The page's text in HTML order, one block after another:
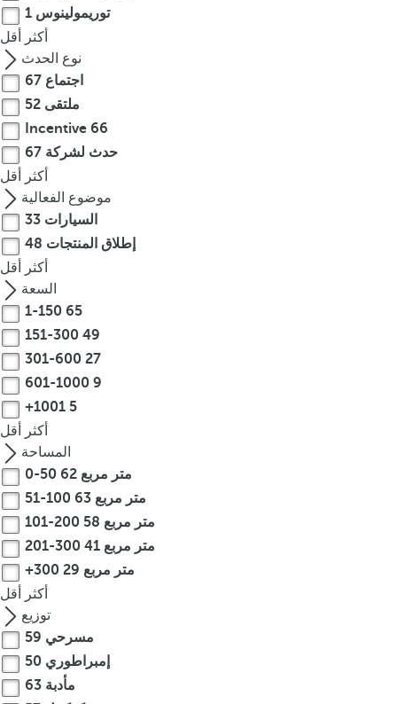
t
h
r
e
e
o
r
o
e
c
h
a
r
a
c
t
e
r
s
y
o
u
c
a
n
p
r
e
s
توريمولينوس 1
أكثر
أقل
نوع الحدث
اجتماع 67
ملتقى 52
Incentive 66
حدث لشركة 67
أكثر
أقل
موضوع الفعالية
السيارات 33
إطلاق المنتجات 48
أكثر
أقل
السعة
1-150 65
151-300 49
301-600 27
601-1000 9
+1001 5
أكثر
أقل
المساحة
0-50 متر مربع 62
51-100 متر مربع 63
101-200 متر مربع 58
201-300 متر مربع 41
+300 متر مربع 29
أكثر
أقل
توزيع
مسرحي 59
إمبراطوري 50
مأدبة 63